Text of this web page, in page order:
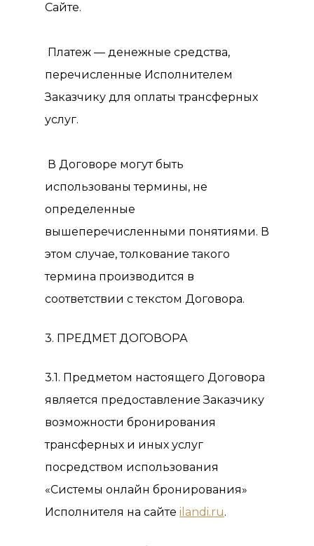
Сайте.
Платеж — денежные средства,
перечисленные Исполнителем
Заказчику для оплаты трансферных
услуг.
В Договоре могут быть
использованы термины, не
определенные
вышеперечисленными понятиями. В
этом случае, толкование такого
термина производится в
соответствии с текстом Договора.
3. ПРЕДМЕТ ДОГОВОРА
3.1. Предметом настоящего Договора
является предоставление Заказчику
возможности бронирования
трансферных и иных услуг
посредством использования
«Системы онлайн бронирования»
Исполнителя на сайте ilandi.ru.